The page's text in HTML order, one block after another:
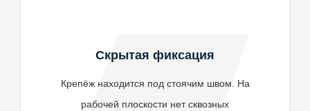
Скрытая фиксация
Крепёж находится под стоячим швом. На
рабочей плоскости нет сквозных